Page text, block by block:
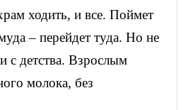
ходить, и все. Поймет
– перейдет туда. Но не
с детства. Взрослым
молока, без